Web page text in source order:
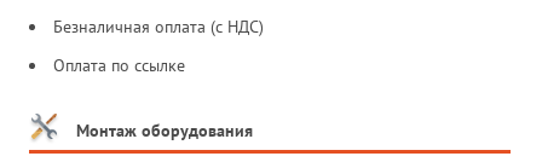
Безналичная оплата (с НДС)
Оплата по ссылке
Монтаж оборудования